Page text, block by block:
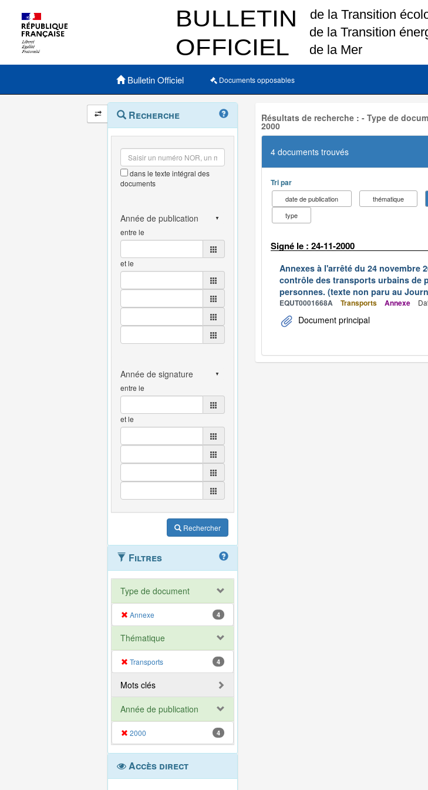
Menu principal
Bulletin Officiel Documents opposables
Navigation
et
outils
annexes
Menu
contextuel
Recherche
dans le texte intégral des
documents
entre le
et le
entre le
et le
Rechercher
Filtres
Type de document
Annexe 4
Thématique
Transports 4
Mots clés
Année de publication
2000 4
Accès direct
Résultats de recherche : - Type de
2000
4 documents trouvés
Tri par
date de publication thématique
type
Signé le : 24-11-2000
Annexes à l'arrêté du 24 novembre
contrôle des transports urbains de
personnes. (texte non paru au
EQUT0001668A Transports Annexe
Document principal